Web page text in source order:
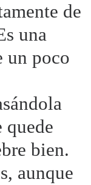
de
una
un poco
quede
bien.
aunque